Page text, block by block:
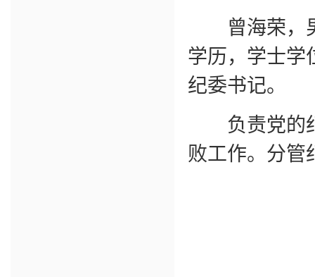
曾海荣，男
学历，学士学
纪委书记。
负责党的纪
败工作。分管